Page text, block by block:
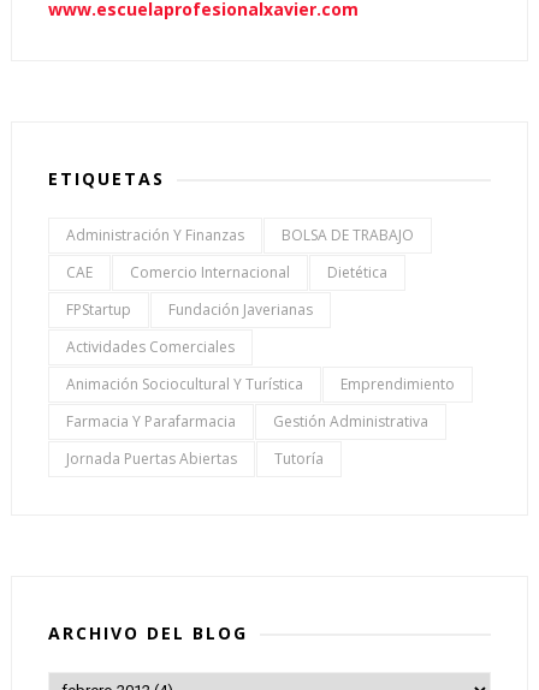
www.escuelaprofesionalxavier.com
ETIQUETAS
Administración Y Finanzas
BOLSA DE TRABAJO
CAE
Comercio Internacional
Dietética
FPStartup
Fundación Javerianas
Actividades Comerciales
Animación Sociocultural Y Turística
Emprendimiento
Farmacia Y Parafarmacia
Gestión Administrativa
Jornada Puertas Abiertas
Tutoría
ARCHIVO DEL BLOG